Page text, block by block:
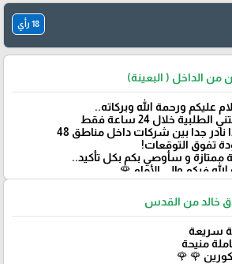
18 رأي
الداخل ( البعينة)
عليكم ورحمة الله وبركاته..
الطلبية خلال 24 ساعة فقط
نادر جدا بين شركات داخل مناطق 48
تفوق التوقعات!
ممتازة و سأوصي بكم بكل تأكيد..
الله فيكم وإلى الأمام 🌹
خالد من القدس
سريعة
منيحة
🌹 🌹